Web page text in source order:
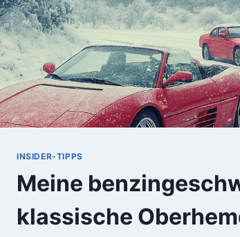
INSIDER-TIPPS
Meine
klassische